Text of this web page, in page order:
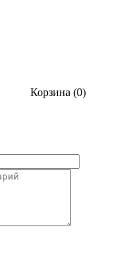
Корзина (0)